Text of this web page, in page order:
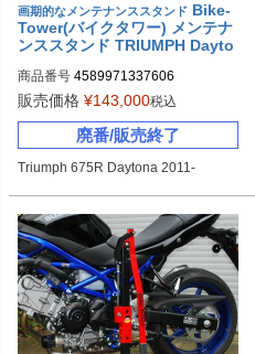
画期的なメンテナンススタンド Bike-
Tower(バイクタワー) メンテナ
ンススタンド TRIUMPH Dayto
商品番号 4589971337606
販売価格 ¥143,000税込
廃番/販売終了
Triumph 675R Daytona 2011-